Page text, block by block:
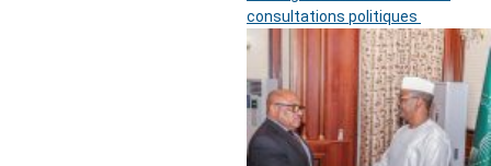
consultations politiques